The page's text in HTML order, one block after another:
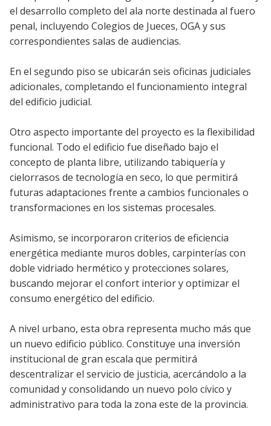
el desarrollo completo del ala norte destinada al fuero
penal, incluyendo Colegios de Jueces, OGA y sus
correspondientes salas de audiencias.
En el segundo piso se ubicarán seis oficinas judiciales
adicionales, completando el funcionamiento integral
del edificio judicial.
Otro aspecto importante del proyecto es la flexibilidad
funcional. Todo el edificio fue diseñado bajo el
concepto de planta libre, utilizando tabiquería y
cielorrasos de tecnología en seco, lo que permitirá
futuras adaptaciones frente a cambios funcionales o
transformaciones en los sistemas procesales.
Asimismo, se incorporaron criterios de eficiencia
energética mediante muros dobles, carpinterías con
doble vidriado hermético y protecciones solares,
buscando mejorar el confort interior y optimizar el
consumo energético del edificio.
A nivel urbano, esta obra representa mucho más que
un nuevo edificio público. Constituye una inversión
institucional de gran escala que permitirá
descentralizar el servicio de justicia, acercándolo a la
comunidad y consolidando un nuevo polo cívico y
administrativo para toda la zona este de la provincia.